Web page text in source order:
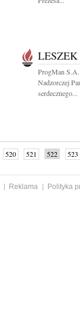
ProgMan S.A.
Nadzorczej
serdecznego...
520 521 522 523
Reklama
Polityka